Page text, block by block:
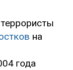
на
года